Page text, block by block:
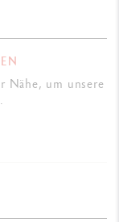
Nähe, um unsere